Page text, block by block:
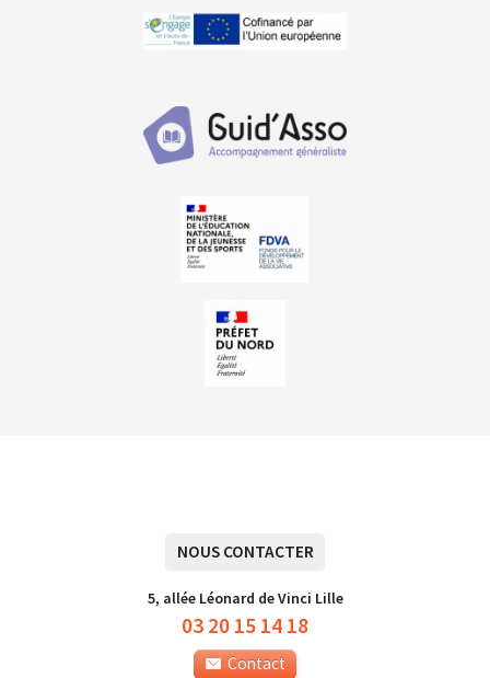
NOUS CONTACTER
5, allée Léonard de Vinci Lille
03 20 15 14 18
Contact